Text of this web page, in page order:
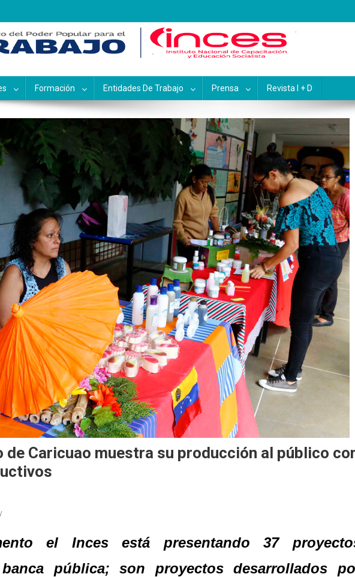
de Capacitación y Educación
Formación Entidades De Trabajo Prensa Revista I + D
de Caricuao muestra su producción al público
el Inces está presentando 37
pública; son proyectos desarrollados